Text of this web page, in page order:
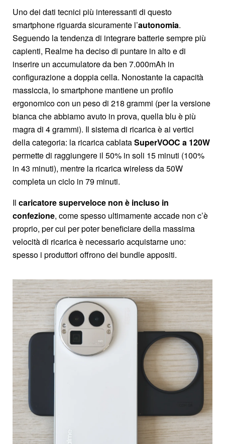
Uno dei dati tecnici più interessanti di questo
smartphone riguarda sicuramente l’autonomia.
Seguendo la tendenza di integrare batterie sempre più
capienti, Realme ha deciso di puntare in alto e di
inserire un accumulatore da ben 7.000mAh in
configurazione a doppia cella. Nonostante la capacità
massiccia, lo smartphone mantiene un profilo
ergonomico con un peso di 218 grammi (per la versione
bianca che abbiamo avuto in prova, quella blu è più
magra di 4 grammi). Il sistema di ricarica è ai vertici
della categoria: la ricarica cablataSuperVOOC a 120W
permette di raggiungere il 50% in soli 15 minuti (100%
in 43 minuti), mentre la ricarica wireless da 50W
completa un ciclo in 79 minuti.
Il caricatore superveloce non è incluso in
confezione, come spesso ultimamente accade non c’è
proprio, per cui per poter beneficiare della massima
velocità di ricarica è necessario acquistarne uno:
spesso i produttori offrono dei bundle appositi.